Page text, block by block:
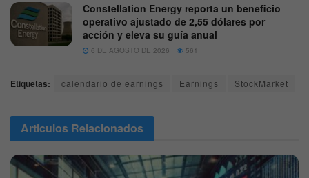
Constellation Energy reporta un beneficio
operativo ajustado de 2,55 dólares por
acción y eleva su guía anual
6 DE AGOSTO DE 2026 561
Etiquetas: calendario de earnings Earnings StockMarket
Articulos Relacionados